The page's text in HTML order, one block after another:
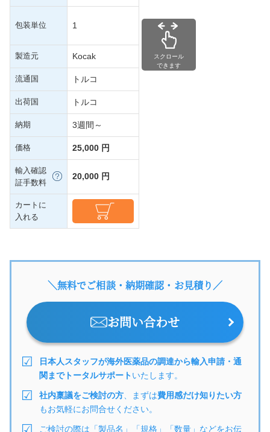
包装単位 1
製造元 Kocak
流通国 トルコ
出荷国 トルコ
納期 3週間～
価格 25,000 円
輸入確認
証手数料
20,000 円
カートに
入れる
スクロール
できます
＼無料でご相談・納期確認・お見積り／
お問い合わせ
日本人スタッフが海外医薬品の調達から輸入申請・通
関までトータルサポートいたします。
社内稟議をご検討の方 、まずは費用感だけ知りたい方
もお気軽にお問合せください。
ご検討の際は「製品名」「規格」「数量」などをお伝